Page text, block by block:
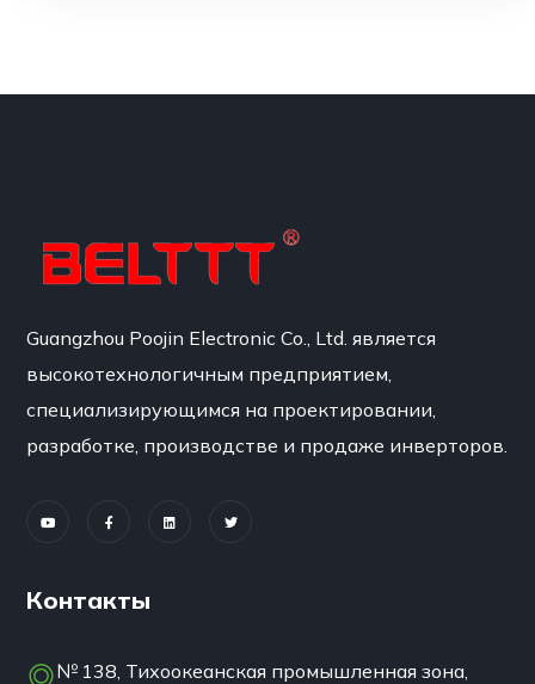
Guangzhou Poojin Electronic Co., Ltd. является
высокотехнологичным предприятием,
специализирующимся на проектировании,
разработке, производстве и продаже инверторов.
Контакты
№ 138, Тихоокеанская промышленная зона,